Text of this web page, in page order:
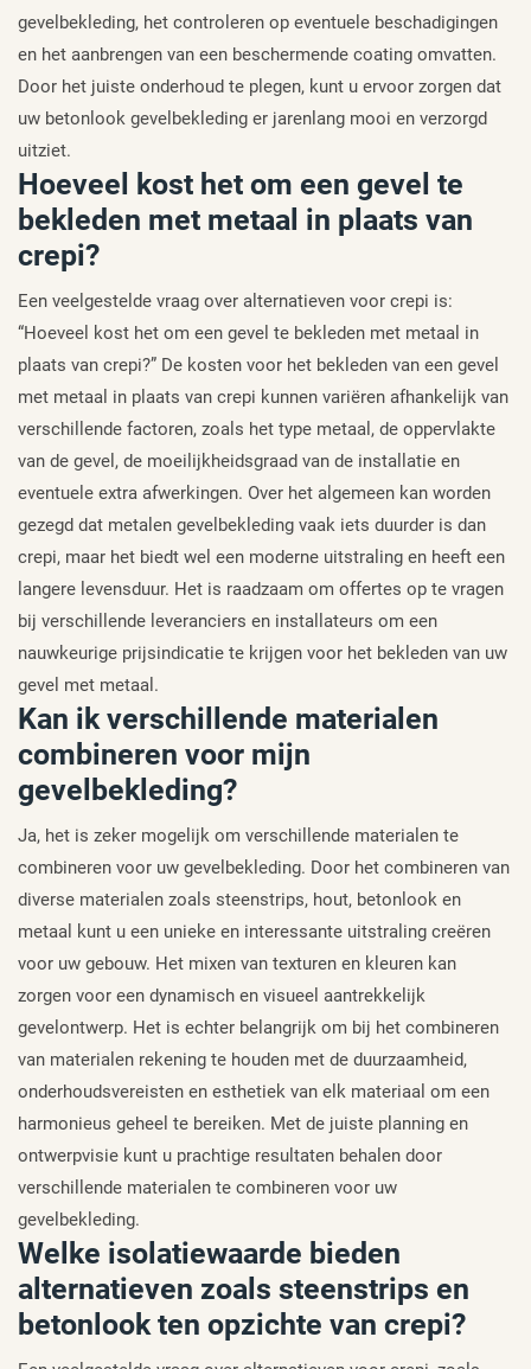
gevelbekleding, het controleren op eventuele beschadigingen
en het aanbrengen van een beschermende coating omvatten.
Door het juiste onderhoud te plegen, kunt u ervoor zorgen dat
uw betonlook gevelbekleding er jarenlang mooi en verzorgd
uitziet.
Hoeveel kost het om een gevel te
bekleden met metaal in plaats van
crepi?
Een veelgestelde vraag over alternatieven voor crepi is:
“Hoeveel kost het om een gevel te bekleden met metaal in
plaats van crepi?” De kosten voor het bekleden van een gevel
met metaal in plaats van crepi kunnen variëren afhankelijk van
verschillende factoren, zoals het type metaal, de oppervlakte
van de gevel, de moeilijkheidsgraad van de installatie en
eventuele extra afwerkingen. Over het algemeen kan worden
gezegd dat metalen gevelbekleding vaak iets duurder is dan
crepi, maar het biedt wel een moderne uitstraling en heeft een
langere levensduur. Het is raadzaam om offertes op te vragen
bij verschillende leveranciers en installateurs om een
nauwkeurige prijsindicatie te krijgen voor het bekleden van uw
gevel met metaal.
Kan ik verschillende materialen
combineren voor mijn
gevelbekleding?
Ja, het is zeker mogelijk om verschillende materialen te
combineren voor uw gevelbekleding. Door het combineren van
diverse materialen zoals steenstrips, hout, betonlook en
metaal kunt u een unieke en interessante uitstraling creëren
voor uw gebouw. Het mixen van texturen en kleuren kan
zorgen voor een dynamisch en visueel aantrekkelijk
gevelontwerp. Het is echter belangrijk om bij het combineren
van materialen rekening te houden met de duurzaamheid,
onderhoudsvereisten en esthetiek van elk materiaal om een
harmonieus geheel te bereiken. Met de juiste planning en
ontwerpvisie kunt u prachtige resultaten behalen door
verschillende materialen te combineren voor uw
gevelbekleding.
Welke isolatiewaarde bieden
alternatieven zoals steenstrips en
betonlook ten opzichte van crepi?